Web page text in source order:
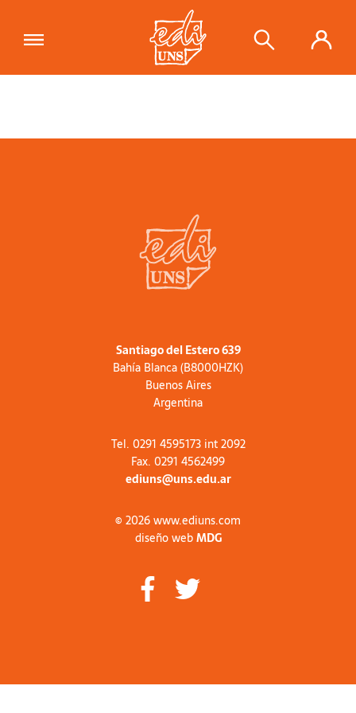
Santiago del Estero 639
Bahía Blanca (B8000HZK)
Buenos Aires
Argentina
Tel. 0291 4595173 int 2092
Fax. 0291 4562499
ediuns@uns.edu.ar
© 2026 www.ediuns.com
diseño webMDG